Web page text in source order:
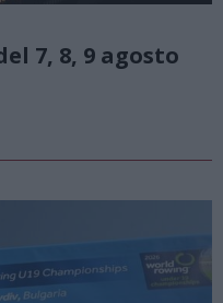
7, 8, 9 agosto